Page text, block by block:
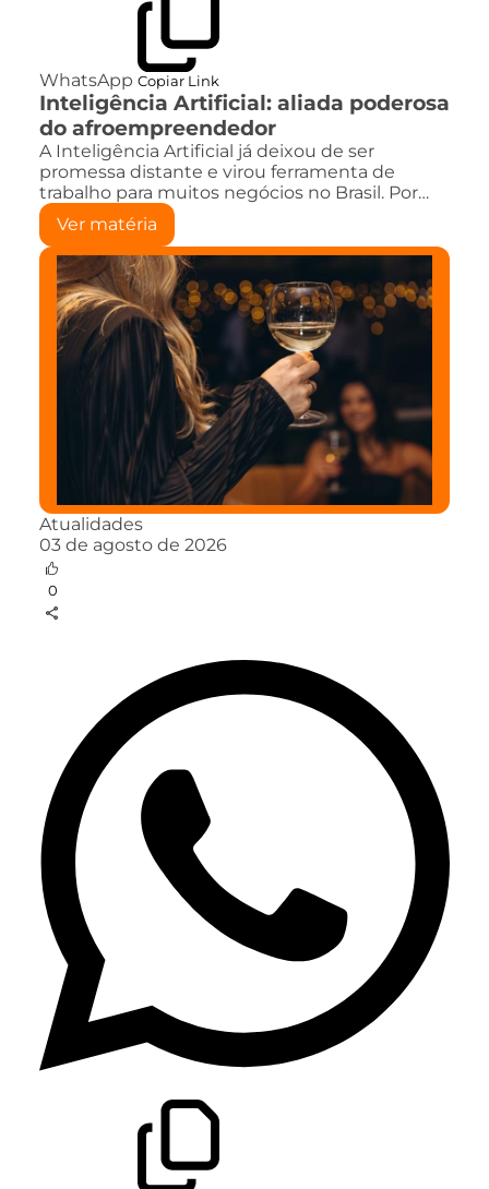
WhatsApp Copiar Link
Inteligência Artificial: aliada poderosa
do afroempreendedor
A Inteligência Artificial já deixou de ser
promessa distante e virou ferramenta de
trabalho para muitos negócios no Brasil. Por…
Ver matéria
Atualidades
03 de agosto de 2026
0